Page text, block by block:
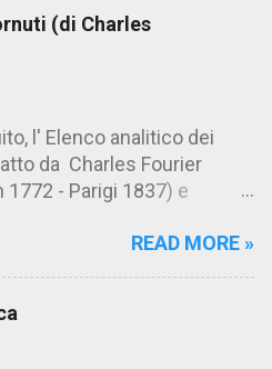
(di Charles
l' Elenco analitico dei
da Charles Fourier
1772 - Parigi 1837) e
trovi anche una raccolta di
colui che ritiene
fortunata, per averlo
READ MORE »